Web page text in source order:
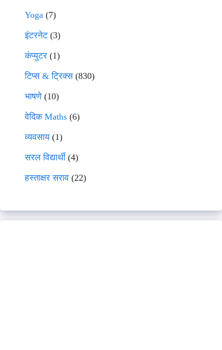
Yoga (7)
इंटरनेट(3)
कंप्युटर (1)
टिप्स & ट्रिक्स(830)
भाषणे(10)
वेदिक Maths (6)
व्यवसाय(1)
सरल विद्यार्थी(4)
हस्ताक्षर सराव (22)